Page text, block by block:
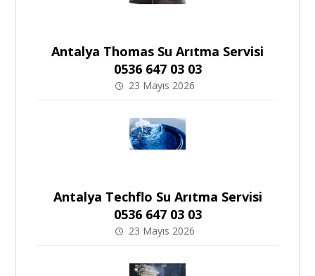
Antalya Thomas Su Arıtma Servisi
0536 647 03 03
23 Mayıs 2026
Antalya Techflo Su Arıtma Servisi
0536 647 03 03
23 Mayıs 2026